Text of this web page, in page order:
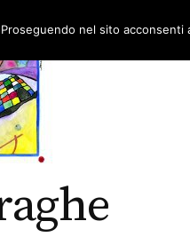
nel sito acconsenti